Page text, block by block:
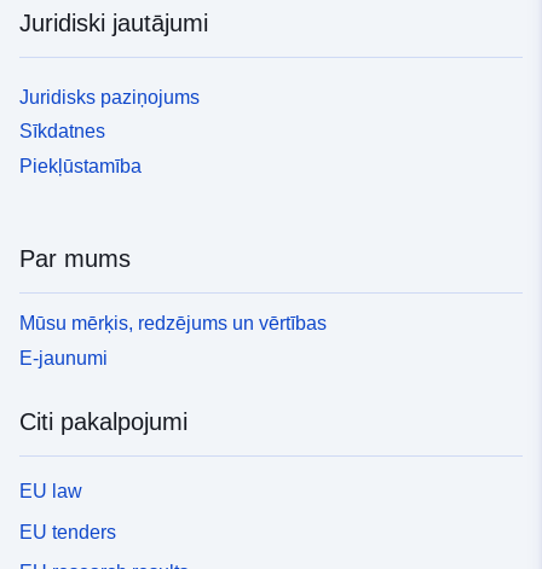
Juridiski jautājumi
Juridisks paziņojums
Sīkdatnes
Piekļūstamība
Par mums
Mūsu mērķis, redzējums un vērtības
E-jaunumi
Citi pakalpojumi
EU law
EU tenders